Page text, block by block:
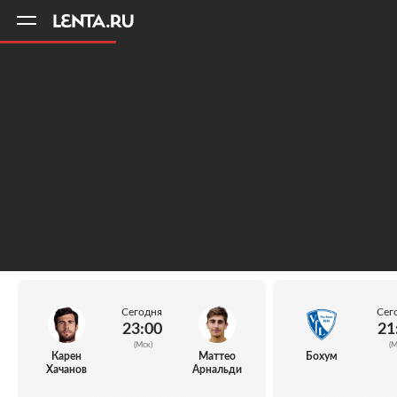
Карен
Хачанов
Сегодня
23:00
(Мск)
Маттео
Арнальди
Бохум